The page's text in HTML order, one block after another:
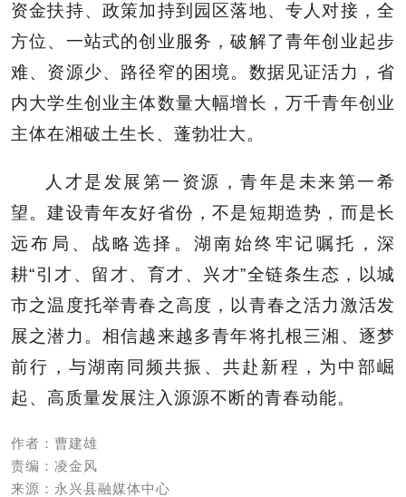
资金扶持、政策加持到园区落地、专人对接，全
方位、一站式的创业服务，破解了青年创业起步
难、资源少、路径窄的困境。数据见证活力，省
内大学生创业主体数量大幅增长，万千青年创业
主体在湘破土生长、蓬勃壮大。
人才是发展第一资源，青年是未来第一希
望。建设青年友好省份，不是短期造势，而是长
远布局、战略选择。湖南始终牢记嘱托，深
耕“引才、留才、育才、兴才”全链条生态，以城
市之温度托举青春之高度，以青春之活力激活发
展之潜力。相信越来越多青年将扎根三湘、逐梦
前行，与湖南同频共振、共赴新程，为中部崛
起、高质量发展注入源源不断的青春动能。
作者：曹建雄
责编：凌金风
来源：永兴县融媒体中心